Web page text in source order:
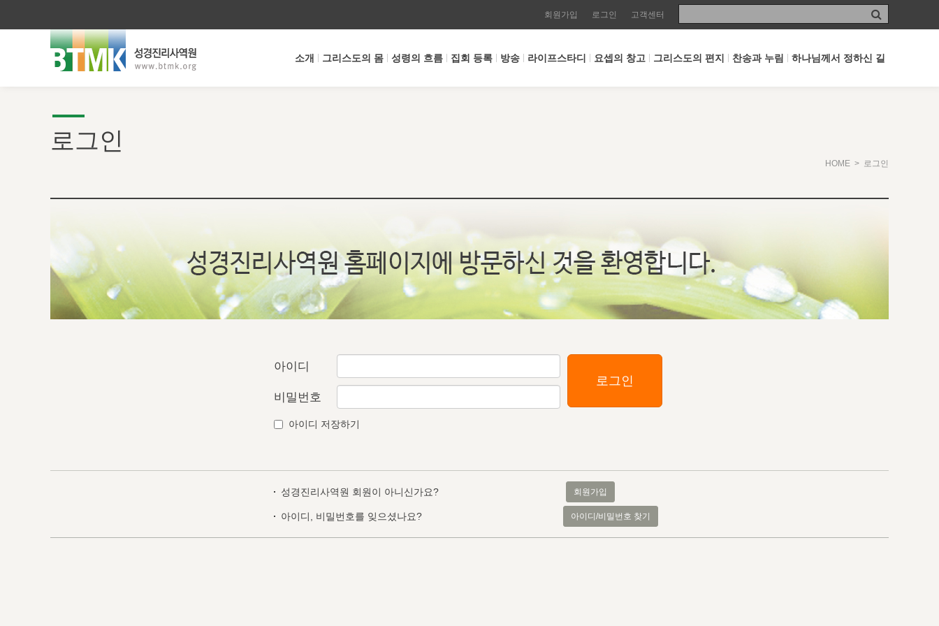
회원가입 로그인 고객센터
소개 그리스도의 몸 성령의 흐름 집회 등록 방송 라이프스타디 요셉의 창고 그리스도의 편지 찬송과 누림 하나님께서 정하신 길
로그인
HOME > 로그인
아이디
비밀번호
로그인
아이디 저장하기
성경진리사역원 회원이 아니신가요? 회원가입
아이디, 비밀번호를 잊으셨나요? 아이디/비밀번호 찾기